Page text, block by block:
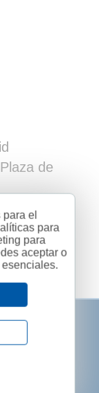
de
133,
el
para
para
aceptar o